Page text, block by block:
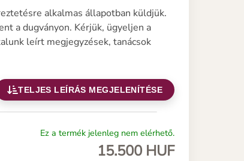
alkalmas állapotban küldjük.
a dugványon. Kérjük, ügyeljen a
leírt megjegyzések, tanácsok
TELJES LEÍRÁS MEGJELENÍTÉSE
Ez a termék jelenleg nem elérhető.
15.500 HUF